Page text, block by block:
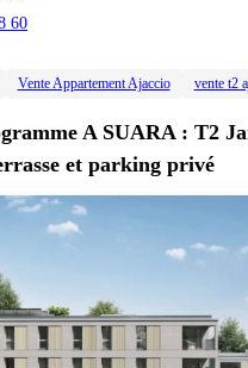
60
Vente Appartement Ajaccio vente t2
A SUARA : T2
et parking privé